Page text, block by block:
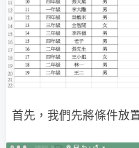
首先，我們先將條件放